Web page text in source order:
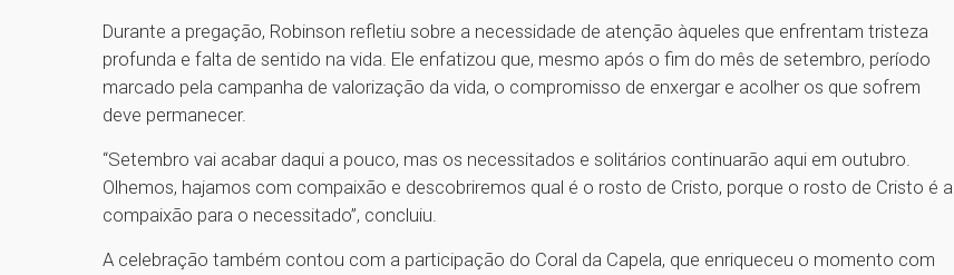
Durante a pregação, Robinson refletiu sobre a necessidade de atenção àqueles que enfrentam tristeza
profunda e falta de sentido na vida. Ele enfatizou que, mesmo após o fim do mês de setembro, período
marcado pela campanha de valorização da vida, o compromisso de enxergar e acolher os que sofrem
deve permanecer.
“Setembro vai acabar daqui a pouco, mas os necessitados e solitários continuarão aqui em outubro.
Olhemos, hajamos com compaixão e descobriremos qual é o rosto de Cristo, porque o rosto de Cristo é a
compaixão para o necessitado”, concluiu.
A celebração também contou com a participação do Coral da Capela, que enriqueceu o momento com